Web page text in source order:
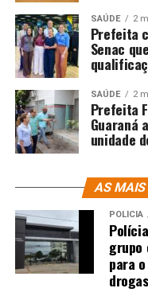
SAÚDE 2
Prefeita
Senac
SAÚDE 2
Prefeita
Guaraná
unidade
AS MAIS
POLÍCIA
grupo
para
drogas